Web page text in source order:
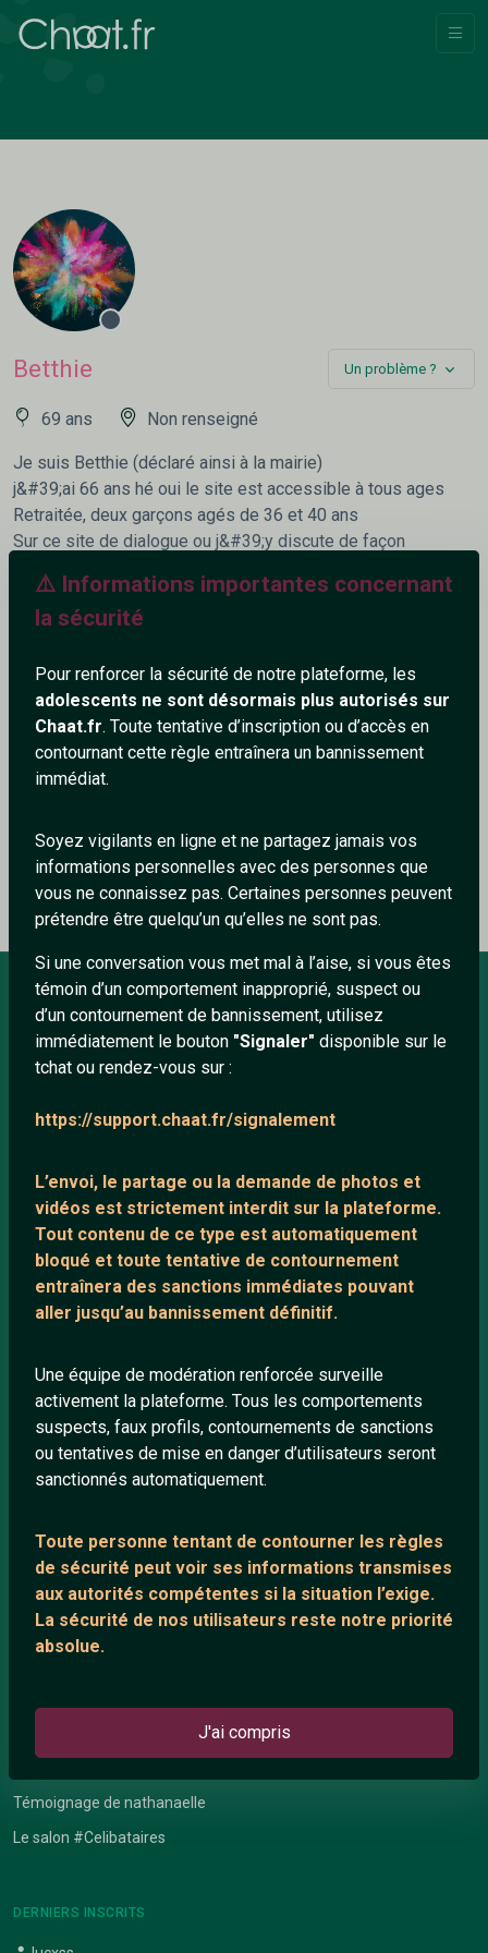
⚠️ Informations importantes concernant
la sécurité
Pour renforcer la sécurité de notre plateforme, les
adolescents ne sont désormais plus autorisés sur
Chaat.fr. Toute tentative d’inscription ou d’accès en
contournant cette règle entraînera un bannissement
immédiat.
Soyez vigilants en ligne et ne partagez jamais vos
informations personnelles avec des personnes que
vous ne connaissez pas. Certaines personnes peuvent
prétendre être quelqu’un qu’elles ne sont pas.
Si une conversation vous met mal à l’aise, si vous êtes
témoin d’un comportement inapproprié, suspect ou
d’un contournement de bannissement, utilisez
immédiatement le bouton "Signaler" disponible sur le
tchat ou rendez-vous sur :
https://support.chaat.fr/signalement
L’envoi, le partage ou la demande de photos et
vidéos est strictement interdit sur la plateforme.
Tout contenu de ce type est automatiquement
bloqué et toute tentative de contournement
entraînera des sanctions immédiates pouvant
aller jusqu’au bannissement définitif.
Une équipe de modération renforcée surveille
activement la plateforme. Tous les comportements
suspects, faux profils, contournements de sanctions
ou tentatives de mise en danger d’utilisateurs seront
sanctionnés automatiquement.
Toute personne tentant de contourner les règles
de sécurité peut voir ses informations transmises
aux autorités compétentes si la situation l’exige.
La sécurité de nos utilisateurs reste notre priorité
absolue.
J'ai compris
Betthie Un problème ?
69 ans Non renseigné
Je suis Betthie (déclaré ainsi à la mairie)
j&#39;ai 66 ans hé oui le site est accessible à tous ages
Retraitée, deux garçons agés de 36 et 40 ans
Sur ce site de dialogue ou j&#39;y discute de façon
Merci de respecter
25+
Ajouter un commentaire (0)
Le profil n'a pas encore de commentaire.
À PROPOS
Conditions générales
LIENS UTILES
Protection mineurs
Blog
Salons de discussion
Quotes
Playlists YouTube
ANNEXE
Support IRC
Témoignage de nathanaelle
Le salon #Celibataires
DERNIERS INSCRITS